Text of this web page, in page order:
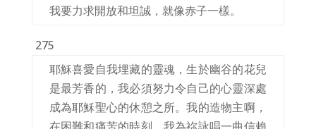
我要力求開放和坦誠，就像赤子一樣。
275
耶穌喜愛自我埋藏的靈魂，生於幽谷的花兒
是最芳香的，我必須努力令自己的心靈深處
成為耶穌聖心的休憩之所。我的造物主啊，